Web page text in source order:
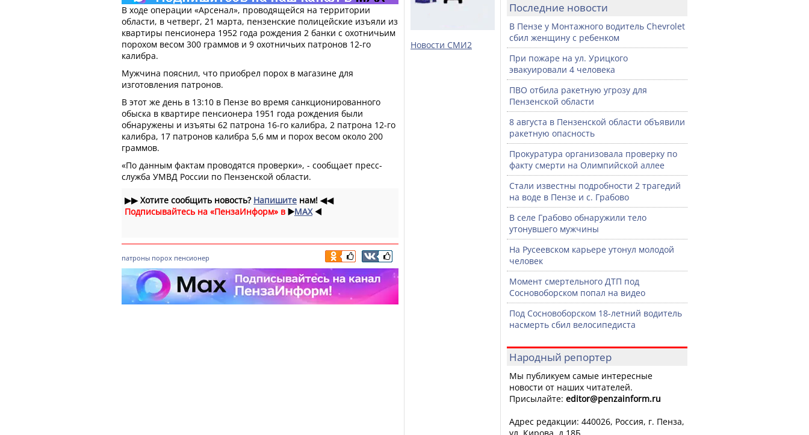
В ходе операции «Арсенал», проводящейся на территории
области, в четверг, 21 марта, пензенские полицейские изъяли из
квартиры пенсионера 1952 года рождения 2 банки с охотничьим
порохом весом 300 граммов и 9 охотничьих патронов 12-го
калибра.
Мужчина пояснил, что приобрел порох в магазине для
изготовления патронов.
В этот же день в 13:10 в Пензе во время санкционированного
обыска в квартире пенсионера 1951 года рождения были
обнаружены и изъяты 62 патрона 16-го калибра, 2 патрона 12-го
калибра, 17 патронов калибра 5,6 мм и порох весом около 200
граммов.
«По данным фактам проводятся проверки», - сообщает пресс-
служба УМВД России по Пензенской области.
▶▶Хотите сообщить новость? Напишите нам! ◀◀
Подписывайтесь на «ПензаИнформ» в ▶️MAX ◀️
патроны порох пенсионер
Новости СМИ2
Последние новости
В Пензе у Монтажного водитель Chevrolet
сбил женщину с ребенком
При пожаре на ул. Урицкого
эвакуировали 4 человека
ПВО отбила ракетную угрозу для
Пензенской области
8 августа в Пензенской области объявили
ракетную опасность
Прокуратура организовала проверку по
факту смерти на Олимпийской аллее
Стали известны подробности 2 трагедий
на воде в Пензе и с. Грабово
В селе Грабово обнаружили тело
утонувшего мужчины
На Русеевском карьере утонул молодой
человек
Момент смертельного ДТП под
Сосновоборском попал на видео
Под Сосновоборском 18-летний водитель
насмерть сбил велосипедиста
Народный репортер
Мы публикуем самые интересные
новости от наших читателей.
Присылайте: editor@penzainform.ru
Адрес редакции: 440026, Россия, г. Пенза,